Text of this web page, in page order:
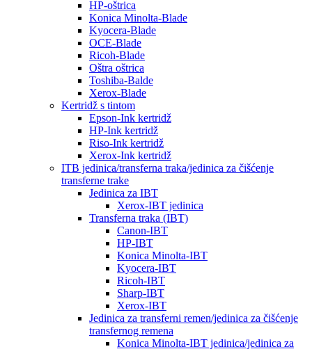
HP-oštrica
Konica Minolta-Blade
Kyocera-Blade
OCE-Blade
Ricoh-Blade
Oštra oštrica
Toshiba-Balde
Xerox-Blade
Kertridž s tintom
Epson-Ink kertridž
HP-Ink kertridž
Riso-Ink kertridž
Xerox-Ink kertridž
ITB jedinica/transferna traka/jedinica za čišćenje
transferne trake
Jedinica za IBT
Xerox-IBT jedinica
Transferna traka (IBT)
Canon-IBT
HP-IBT
Konica Minolta-IBT
Kyocera-IBT
Ricoh-IBT
Sharp-IBT
Xerox-IBT
Jedinica za transferni remen/jedinica za čišćenje
transfernog remena
Konica Minolta-IBT jedinica/jedinica za